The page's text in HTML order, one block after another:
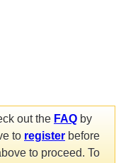
out the FAQ by
to register before
to proceed. To